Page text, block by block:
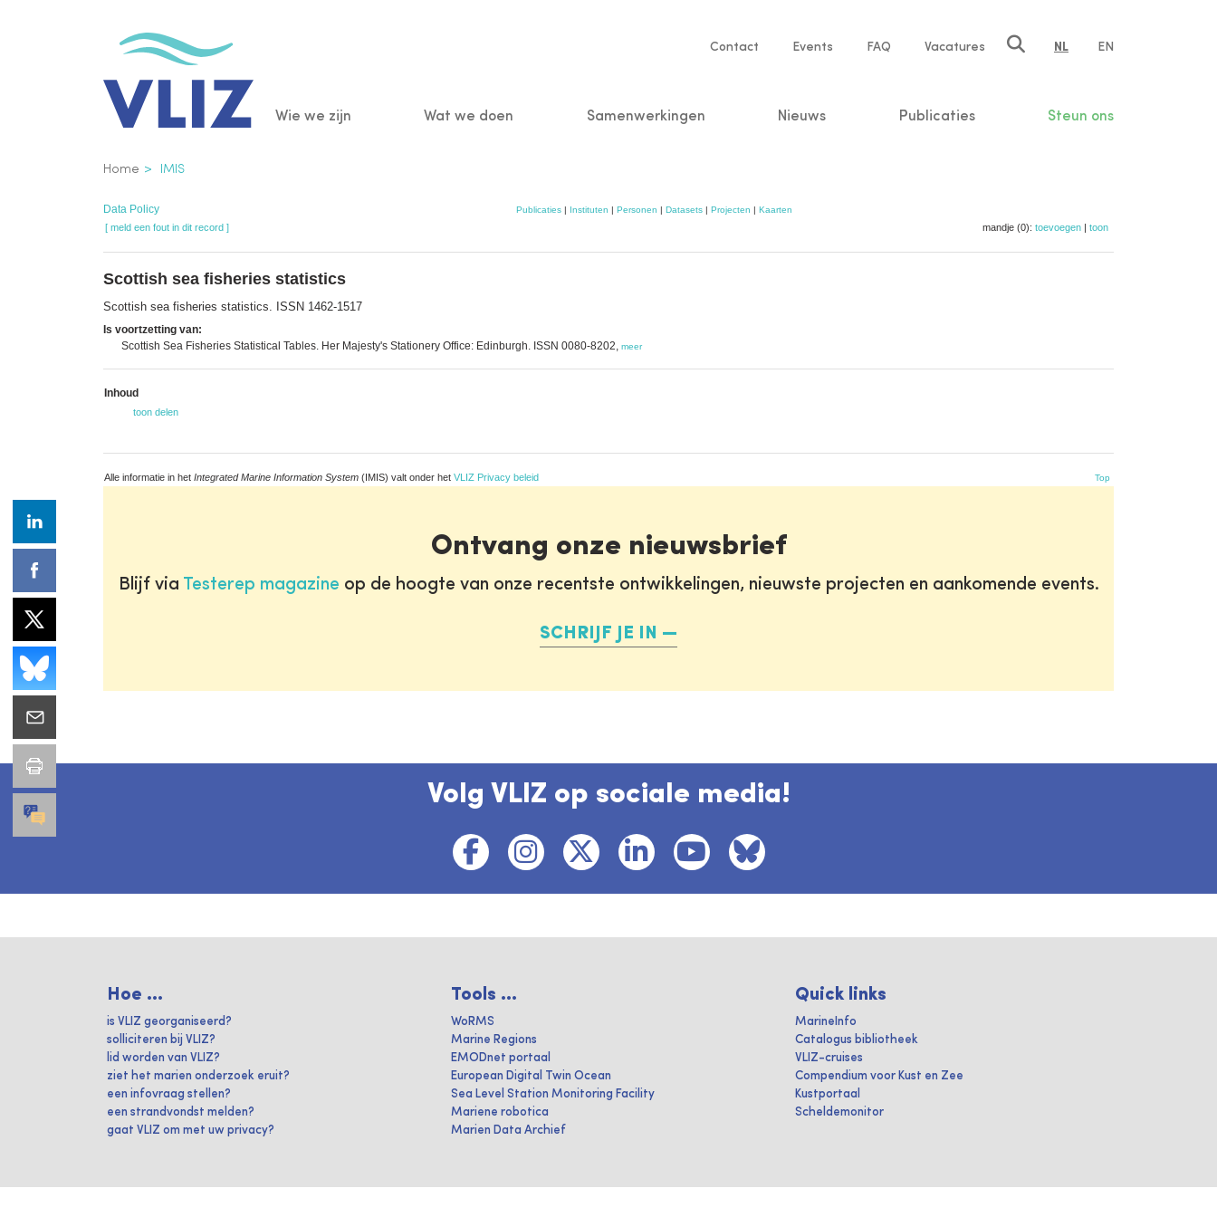
Service
Contact Events FAQ Vacatures NL EN
Main
Wie we zijn Wat we doen Samenwerkingen Nieuws Publicaties Steun ons
Kruimelpad
Home IMIS
Data Policy Publicaties| Instituten | Personen | Datasets| Projecten | Kaarten
[ meld een fout in dit record ] mandje (0): toevoegen | toon
Scottish sea fisheries statistics
Scottish sea fisheries statistics. ISSN 1462-1517
Is voortzetting van:
Scottish Sea Fisheries Statistical Tables. Her Majesty's Stationery Office: Edinburgh. ISSN 0080-8202, meer
Inhoud
toon delen
Alle informatie in het Integrated Marine Information System (IMIS) valt onder het VLIZ Privacy beleid Top
Ontvang onze nieuwsbrief
Blijf via Testerep magazine op de hoogte van onze recentste ontwikkelingen, nieuwste projecten en aankomende events.
SCHRIJF JE IN
Volg VLIZ op sociale media!
Hoe ...
is VLIZ georganiseerd?
solliciteren bij VLIZ?
lid worden van VLIZ?
ziet het marien onderzoek eruit?
een infovraag stellen?
een strandvondst melden?
gaat VLIZ om met uw privacy?
Tools ...
WoRMS
Marine Regions
EMODnet portaal
European Digital Twin Ocean
Sea Level Station Monitoring Facility
Mariene robotica
Marien Data Archief
Quick links
MarineInfo
Catalogus bibliotheek
VLIZ-cruises
Compendium voor Kust en Zee
Kustportaal
Scheldemonitor